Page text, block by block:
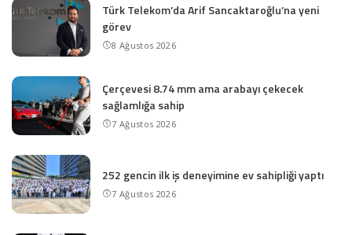
Türk Telekom’da Arif Sancaktaroğlu’na yeni
görev
8 Ağustos 2026
Çerçevesi 8.74 mm ama arabayı çekecek
sağlamlığa sahip
7 Ağustos 2026
252 gencin ilk iş deneyimine ev sahipliği yaptı
7 Ağustos 2026